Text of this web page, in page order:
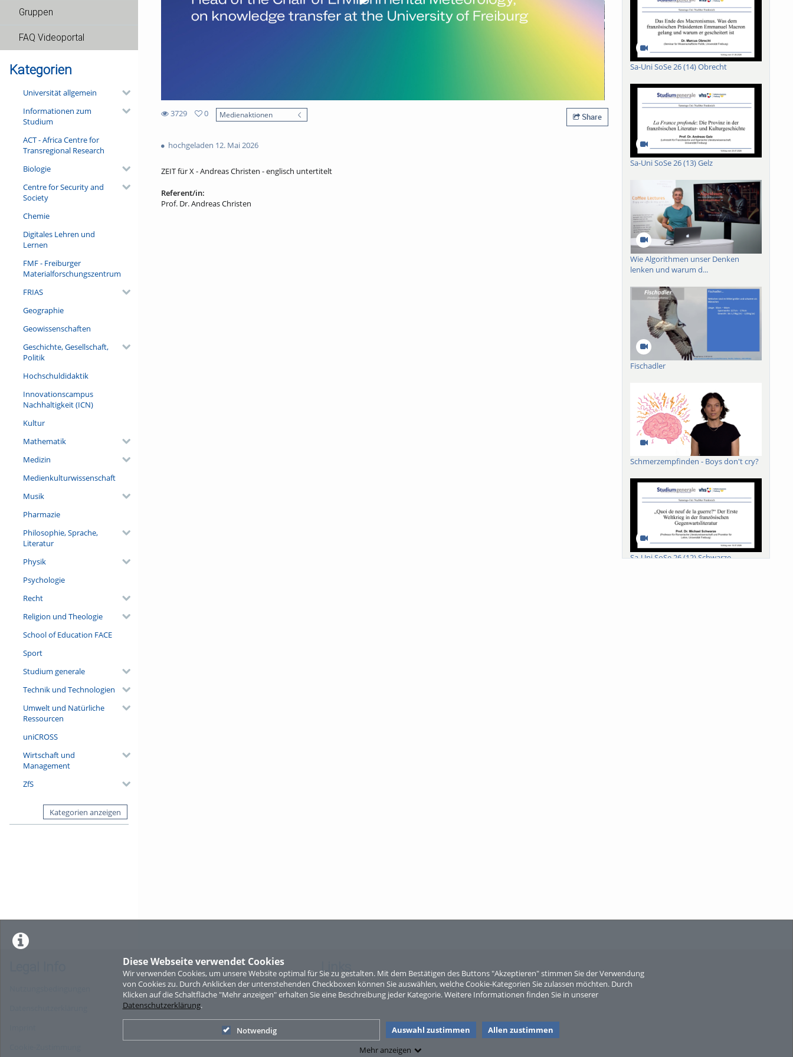
Diese Webseite verwendet Cookies
Wir verwenden Cookies, um unsere Website optimal für Sie zu gestalten. Mit dem Bestätigen des Buttons "Akzeptieren" stimmen Sie der Verwendung
von Cookies zu. Durch Anklicken der untenstehenden Checkboxen können Sie auswählen, welche Cookie-Kategorien Sie zulassen möchten. Durch
Klicken auf die Schaltfläche "Mehr anzeigen" erhalten Sie eine Beschreibung jeder Kategorie. Weitere Informationen finden Sie in unserer
Datenschutzerklärung.
Notwendig Auswahl zustimmen
Allen zustimmen
Mehr anzeigen
Gruppen
FAQ Videoportal
Kategorien
Universität allgemein
Informationen zum
Studium
ACT - Africa Centre for
Transregional Research
Biologie
Centre for Security and
Society
Chemie
Digitales Lehren und
Lernen
FMF - Freiburger
Materialforschungszentrum
FRIAS
Geographie
Geowissenschaften
Geschichte, Gesellschaft,
Politik
Hochschuldidaktik
Innovationscampus
Nachhaltigkeit (ICN)
Kultur
Mathematik
Medizin
Medienkulturwissenschaft
Musik
Pharmazie
Philosophie, Sprache,
Literatur
Physik
Psychologie
Recht
Religion und Theologie
School of Education FACE
Sport
Studium generale
Technik und Technologien
Umwelt und Natürliche
Ressourcen
uniCROSS
Wirtschaft und
Management
ZfS
Kategorien anzeigen
3729
views
0
Medienaktionen Share
hochgeladen 12. Mai 2026
ZEIT für X - Andreas Christen - englisch untertitelt
Referent/in:
Prof. Dr. Andreas Christen
Sa-Uni SoSe 26 (14) Obrecht
Sa-Uni SoSe 26 (13) Gelz
Wie Algorithmen unser Denken
lenken und warum d...
Fischadler
Schmerzempfinden - Boys don't cry?
Sa-Uni SoSe 26 (12) Schwarze
Sperber
Links
Sitemap